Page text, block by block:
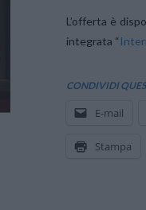
L’offerta è
integrata “
CONDIVIDI
E-mail
Stampa